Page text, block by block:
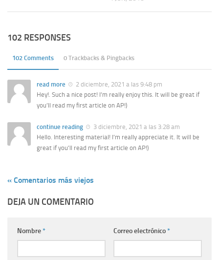
102 RESPONSES
102 Comments 0 Trackbacks & Pingbacks
read more
2 diciembre, 2021 a las 9:48 pm
Hey!. Such a nice post! I’m really enjoy this. It will be great if
you’ll read my first article on AP!)
continue reading
3 diciembre, 2021 a las 3:28 am
Hello. Interesting material! I’m really appreciate it. It will be
great if you’ll read my first article on AP!)
« Comentarios más viejos
DEJA UN COMENTARIO
Nombre* Correo electrónico*